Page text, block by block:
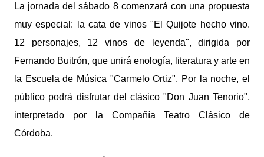
La jornada del sábado 8 comenzará con una propuesta
muy especial: la cata de vinos "El Quijote hecho vino.
12 personajes, 12 vinos de leyenda", dirigida por
Fernando Buitrón, que unirá enología, literatura y arte en
la Escuela de Música "Carmelo Ortiz". Por la noche, el
público podrá disfrutar del clásico "Don Juan Tenorio",
interpretado por la Compañía Teatro Clásico de
Córdoba.